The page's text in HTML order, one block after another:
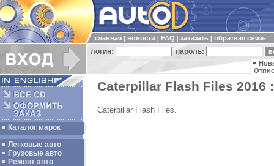
главная новости FAQ заказать обратная связь
логин: пароль:
Каталог марок
Легковые авто
Грузовые авто
Ремонт авто
Caterpillar Flash Files 2016 :
Caterpillar Flash Files.